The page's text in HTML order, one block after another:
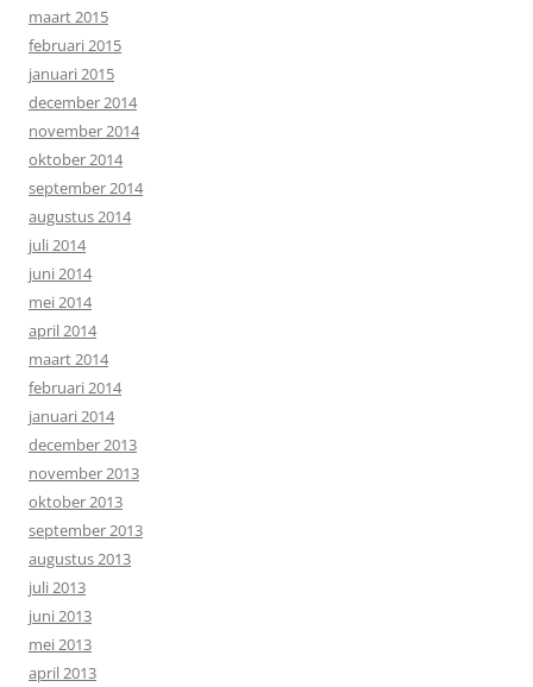
maart 2015
februari 2015
januari 2015
december 2014
november 2014
oktober 2014
september 2014
augustus 2014
juli 2014
juni 2014
mei 2014
april 2014
maart 2014
februari 2014
januari 2014
december 2013
november 2013
oktober 2013
september 2013
augustus 2013
juli 2013
juni 2013
mei 2013
april 2013